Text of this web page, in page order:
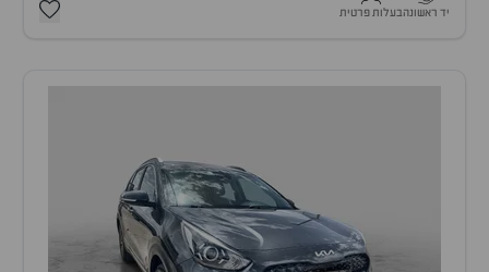
יד ראשונהבעלות פרטית